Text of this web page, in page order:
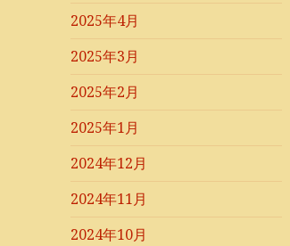
2025年4月
2025年3月
2025年2月
2025年1月
2024年12月
2024年11月
2024年10月